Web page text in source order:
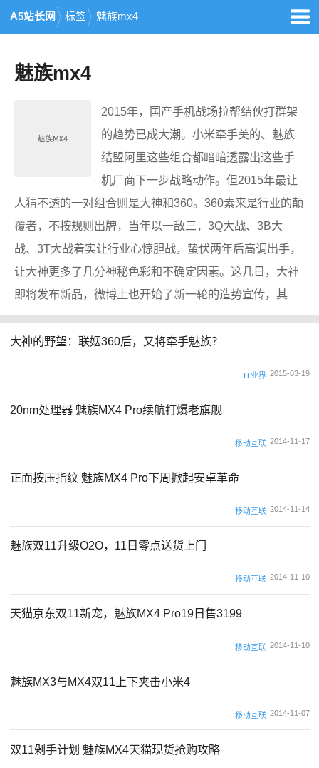
A5站长网 标签 魅族mx4
魅族mx4
2015年，国产手机战场拉帮结伙打群架
的趋势已成大潮。小米牵手美的、魅族
结盟阿里这些组合都暗暗透露出这些手
机厂商下一步战略动作。但2015年最让
人猜不透的一对组合则是大神和360。360素来是行业的颠
覆者，不按规则出牌，当年以一敌三，3Q大战、3B大
战、3T大战着实让行业心惊胆战，蛰伏两年后高调出手，
让大神更多了几分神秘色彩和不确定因素。这几日，大神
即将发布新品，微博上也开始了新一轮的造势宣传，其
大神的野望：联姻360后，又将牵手魅族？
IT业界 2015-03-19
20nm处理器 魅族MX4 Pro续航打爆老旗舰
移动互联 2014-11-17
正面按压指纹 魅族MX4 Pro下周掀起安卓革命
移动互联 2014-11-14
魅族双11升级O2O，11日零点送货上门
移动互联 2014-11-10
天猫京东双11新宠，魅族MX4 Pro19日售3199
移动互联 2014-11-10
魅族MX3与MX4双11上下夹击小米4
移动互联 2014-11-07
双11剁手计划 魅族MX4天猫现货抢购攻略